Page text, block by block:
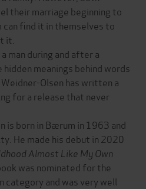
their marriage beginning to
can find it in themselves to
it.
man during and after a
meanings behind words
Olsen has written a
for a release that never
is born in Bærum in 1963 and
He made his debut in 2020
Almost Like My Own
was nominated for the
category and was very well